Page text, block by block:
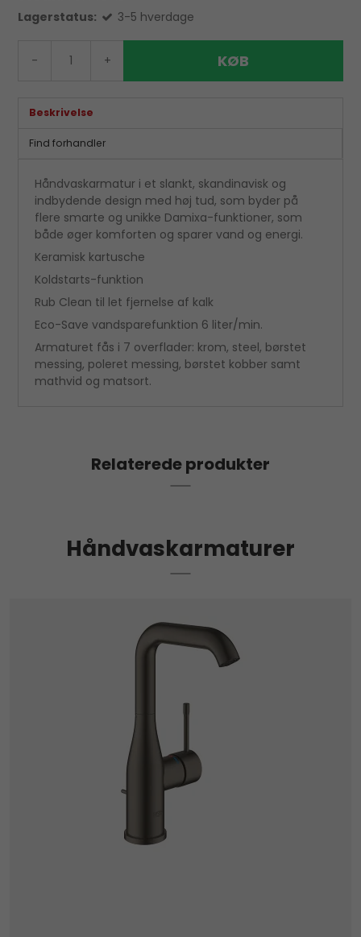
Lagerstatus:
3-5 hverdage
- + KØB
Beskrivelse
Find forhandler
Håndvaskarmatur i et slankt, skandinavisk og
indbydende design med høj tud, som byder på
flere smarte og unikke Damixa-funktioner, som
både øger komforten og sparer vand og energi.
Keramisk kartusche
Koldstarts-funktion
Rub Clean til let fjernelse af kalk
Eco-Save vandsparefunktion 6 liter/min.
Armaturet fås i 7 overflader: krom, steel, børstet
messing, poleret messing, børstet kobber samt
mathvid og matsort.
Relaterede produkter
Håndvaskarmaturer